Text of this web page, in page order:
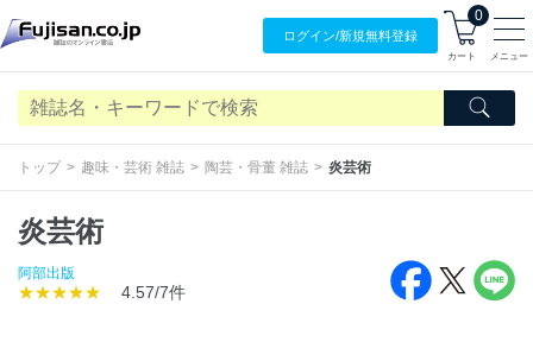
ログイン/新規無料登録
0
カート メニュー
トップ 趣味・芸術 雑誌 陶芸・骨董 雑誌 炎芸術
炎芸術
阿部出版
★★★★★ 4.57/7件